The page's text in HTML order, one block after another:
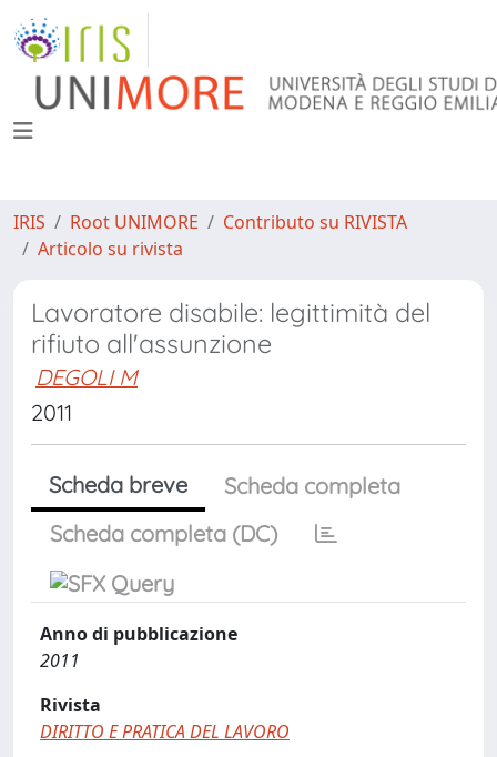
IRIS Root UNIMORE
Contributo su RIVISTA
Articolo su rivista
Lavoratore disabile: legittimità del
rifiuto all'assunzione
DEGOLI M
2011
Scheda breve
Scheda completa
Scheda completa (DC)
Anno di pubblicazione
2011
Rivista
DIRITTO E PRATICA DEL LAVORO